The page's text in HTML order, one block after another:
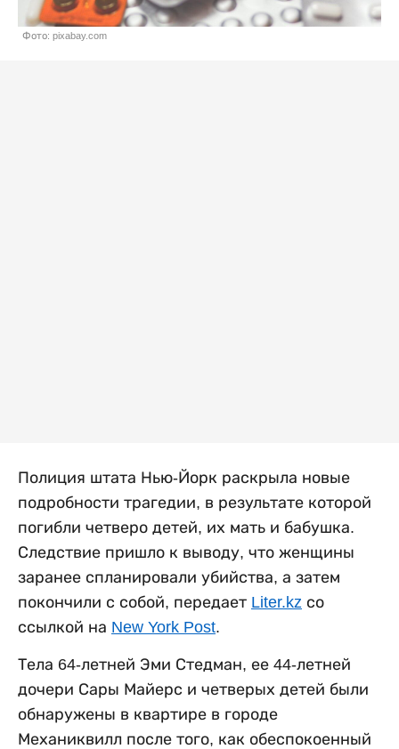
Фото: pixabay.com
Полиция штата Нью-Йорк раскрыла новые
подробности трагедии, в результате которой
погибли четверо детей, их мать и бабушка.
Следствие пришло к выводу, что женщины
заранее спланировали убийства, а затем
покончили с собой, передает Liter.kz со
ссылкой на New York Post.
Тела 64-летней Эми Стедман, ее 44-летней
дочери Сары Майерс и четверых детей были
обнаружены в квартире в городе
Механиквилл после того, как обеспокоенный